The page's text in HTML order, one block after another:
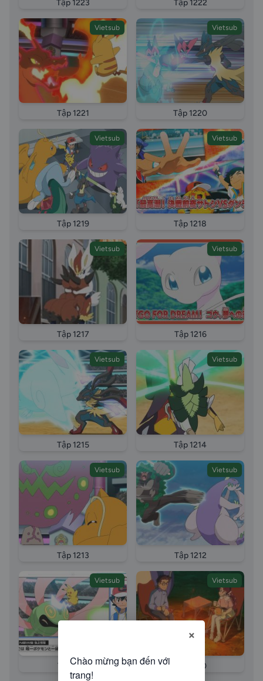
Tập 1223 Tập 1222
Vietsub
Tập 1221
Vietsub
Tập 1220
Vietsub
Tập 1219
Vietsub
Tập 1218
Vietsub
Tập 1217
Vietsub
Tập 1216
Vietsub
Tập 1215
Vietsub
Tập 1214
Vietsub
Tập 1213
Vietsub
Tập 1212
Vietsub
Tập 1211
Vietsub
Tập 1210
×